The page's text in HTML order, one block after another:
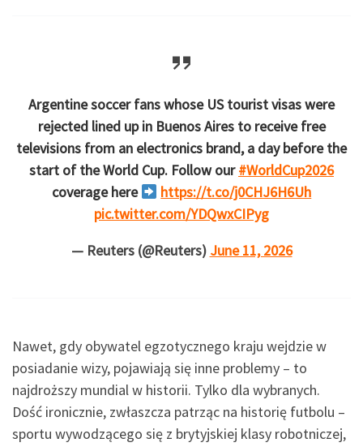
Argentine soccer fans whose US tourist visas were
rejected lined up in Buenos Aires to receive free
televisions from an electronics brand, a day before the
start of the World Cup. Follow our#WorldCup2026
coverage here
https://t.co/j0CHJ6H6Uh
pic.twitter.com/YDQwxCIPyg
— Reuters (@Reuters) June 11, 2026
Nawet, gdy obywatel egzotycznego kraju wejdzie w
posiadanie wizy, pojawiają się inne problemy – to
najdroższy mundial w historii. Tylko dla wybranych.
Dość ironicznie, zwłaszcza patrząc na historię futbolu –
sportu wywodzącego się z brytyjskiej klasy robotniczej,